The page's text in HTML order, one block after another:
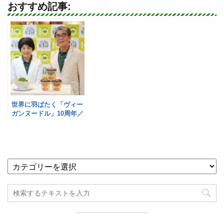
おすすめ記事:
世界に羽ばたく「ヴィー
ガンヌードル」10周年／